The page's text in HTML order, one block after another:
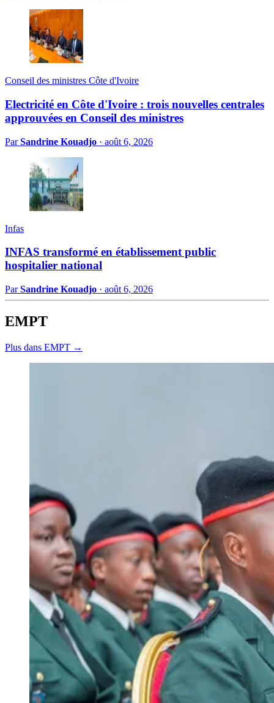
Conseil des ministres Côte d'Ivoire
Electricité en Côte d'Ivoire : trois nouvelles centrales
approuvées en Conseil des ministres
ParSandrine Kouadjo · août 6, 2026
Infas
INFAS transformé en établissement public
hospitalier national
ParSandrine Kouadjo · août 6, 2026
EMPT
Plus dans EMPT →